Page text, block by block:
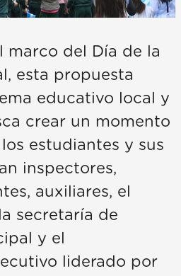
marco del Día de la
esta propuesta
educativo local y
crear un momento
estudiantes y sus
inspectores,
auxiliares, el
secretaría de
y el
liderado por